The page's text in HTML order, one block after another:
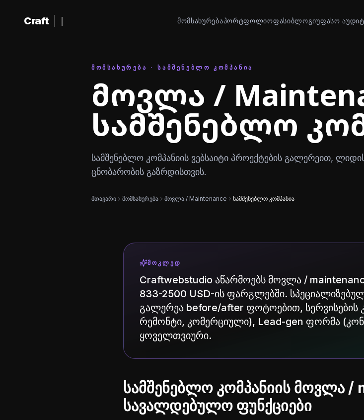
შინაარსზე გადასვლა
Craft ᲛᲝᲛᲡᲐᲮᲣᲠᲔᲑᲐᲞᲝᲠᲢᲤᲝᲚᲘᲝᲤᲐᲡᲘᲑᲚᲝᲒᲘᲣᲤᲐᲡᲝ
ᲛᲝᲛᲡᲐᲮᲣᲠᲔᲑᲐ · ᲡᲐᲛᲨᲔᲜᲔᲑᲚᲝ ᲙᲝᲛᲞᲐᲜᲘᲐ
მოვლა /
სამშენებლო
სამშენებლო კომპანიის ვებსაიტი პროექტების გალერეით,
ცნობარობის გაზრდისთვის.
მთავარი მომსახურება მოვლა / Maintenance სამშენებლო კომპანია
ᲛᲝᲙᲚᲔᲓ
Craftwebstudio აწარმოებს მოვლა /
833-2500 USD-ის ფარგლებში.
გალერეა before/after ფოტოებით, სერვისების
რემონტი, კომერციული), Lead-gen ფორმა
ყოველთვიური.
სამშენებლო კომპანიის მოვლა /
სავალდებულო ფუნქციები